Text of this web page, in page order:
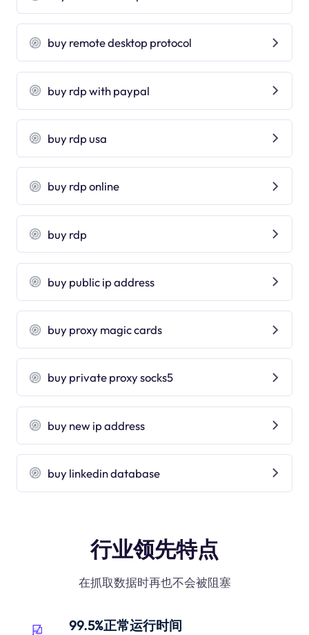
buy remote desktop protocol
buy rdp with paypal
buy rdp usa
buy rdp online
buy rdp
buy public ip address
buy proxy magic cards
buy private proxy socks5
buy new ip address
buy linkedin database
行业领先特点
在抓取数据时再也不会被阻塞
99.5%正常运行时间